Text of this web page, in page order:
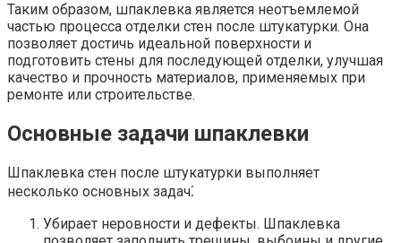
Таким образом, шпаклевка является неотъемлемой
частью процесса отделки стен после штукатурки. Она
позволяет достичь идеальной поверхности и
подготовить стены для последующей отделки, улучшая
качество и прочность материалов, применяемых при
ремонте или строительстве.​
Основные задачи шпаклевки
Шпаклевка стен после штукатурки выполняет
несколько основных задач⁚
Убирает неровности и дефекты.​ Шпаклевка